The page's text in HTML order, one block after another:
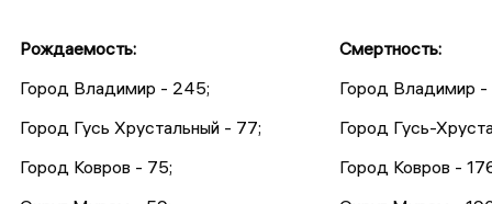
Рождаемость:
Город Владимир - 245;
Город Гусь Хрустальный - 77;
Город Ковров - 75;
Смертность:
Город Владимир
Город Гусь-
Город Ковров -